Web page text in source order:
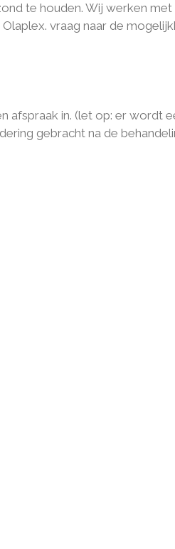
te houden. Wij werken met
vraag naar de
afspraak in. (let op: er wordt
gebracht na de